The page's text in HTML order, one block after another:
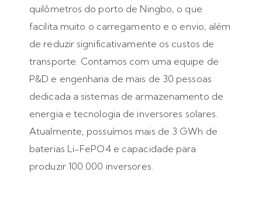
quilômetros do porto de Ningbo, o que
facilita muito o carregamento e o envio, além
de reduzir significativamente os custos de
transporte. Contamos com uma equipe de
P&D e engenharia de mais de 30 pessoas
dedicada a sistemas de armazenamento de
energia e tecnologia de inversores solares.
Atualmente, possuímos mais de 3 GWh de
baterias Li-FePO4 e capacidade para
produzir 100.000 inversores.